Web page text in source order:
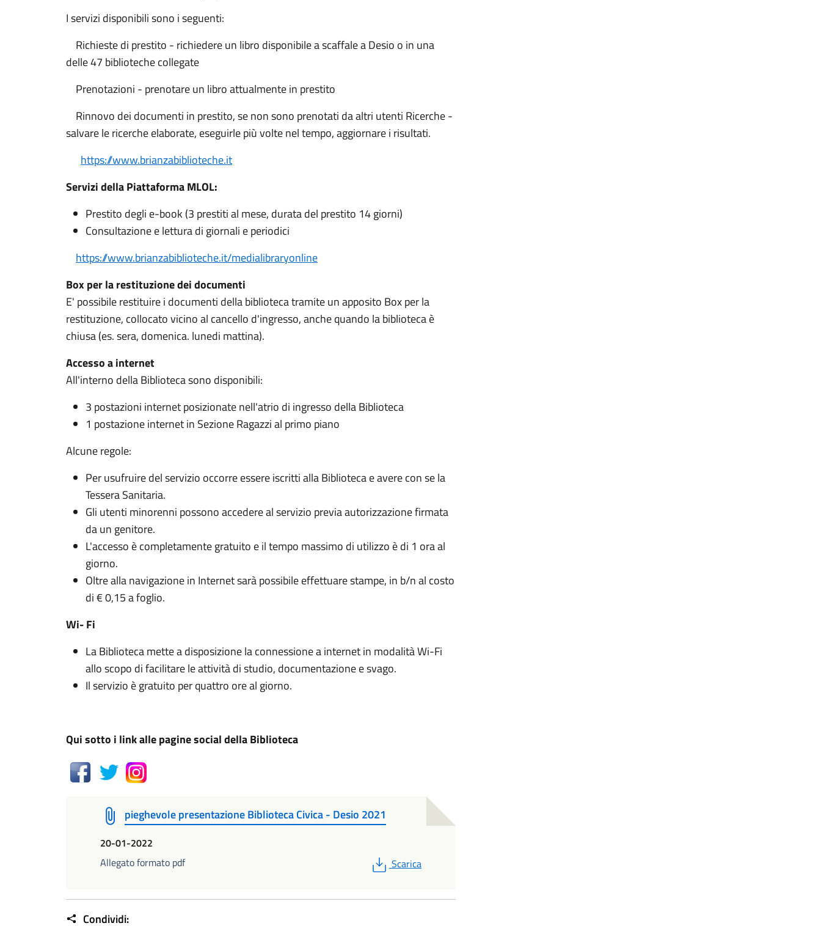
I servizi disponibili sono i seguenti:
Richieste di prestito - richiedere un libro disponibile a scaffale a Desio o in una
delle 47 biblioteche collegate
Prenotazioni - prenotare un libro attualmente in prestito
Rinnovo dei documenti in prestito, se non sono prenotati da altri utenti Ricerche -
salvare le ricerche elaborate, eseguirle più volte nel tempo, aggiornare i risultati.
https://www.brianzabiblioteche.it
Servizi della Piattaforma MLOL:
Prestito degli e-book (3 prestiti al mese, durata del prestito 14 giorni)
Consultazione e lettura di giornali e periodici
https://www.brianzabiblioteche.it/medialibraryonline
Box per la restituzione dei documenti
E' possibile restituire i documenti della biblioteca tramite un apposito Box per la
restituzione, collocato vicino al cancello d'ingresso, anche quando la biblioteca è
chiusa (es. sera, domenica. lunedi mattina).
Accesso a internet
All'interno della Biblioteca sono disponibili:
3 postazioni internet posizionate nell'atrio di ingresso della Biblioteca
1 postazione internet in Sezione Ragazzi al primo piano
Alcune regole:
Per usufruire del servizio occorre essere iscritti alla Biblioteca e avere con se la
Tessera Sanitaria.
Gli utenti minorenni possono accedere al servizio previa autorizzazione firmata
da un genitore.
L'accesso è completamente gratuito e il tempo massimo di utilizzo è di 1 ora al
giorno.
Oltre alla navigazione in Internet sarà possibile effettuare stampe, in b/n al costo
di € 0,15 a foglio.
Wi- Fi
La Biblioteca mette a disposizione la connessione a internet in modalità Wi-Fi
allo scopo di facilitare le attività di studio, documentazione e svago.
Il servizio è gratuito per quattro ore al giorno.
Qui sotto i link alle pagine social della Biblioteca
pieghevole presentazione Biblioteca Civica - Desio 2021
20-01-2022
Allegato formato pdf
PDF
Scarica
Condividi: